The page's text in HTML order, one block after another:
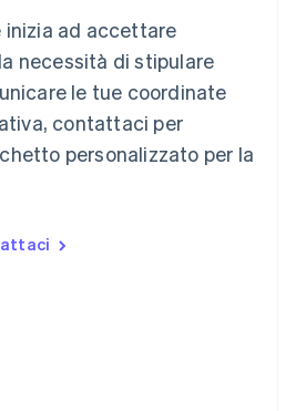
inizia ad accettare
necessità di stipulare
le tue coordinate
contattaci per
personalizzato per la